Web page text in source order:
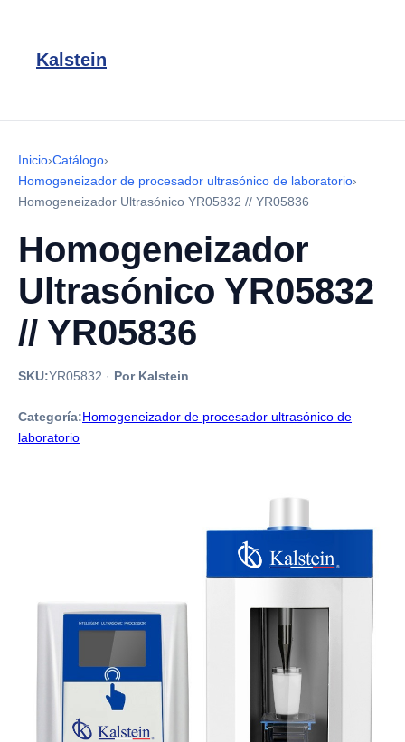
Kalstein
Inicio›Catálogo›
Homogeneizador de procesador ultrasónico de laboratorio›
Homogeneizador Ultrasónico YR05832 // YR05836
Homogeneizador
Ultrasónico YR05832
// YR05836
SKU:YR05832 · Por Kalstein
Categoría:Homogeneizador de procesador ultrasónico de
laboratorio